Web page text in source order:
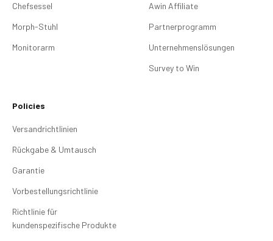
Chefsessel
Morph-Stuhl
Monitorarm
Awin Affiliate
Partnerprogramm
Unternehmenslösungen
Survey to Win
Policies
Versandrichtlinien
Rückgabe & Umtausch
Garantie
Vorbestellungsrichtlinie
Richtlinie für
kundenspezifische Produkte